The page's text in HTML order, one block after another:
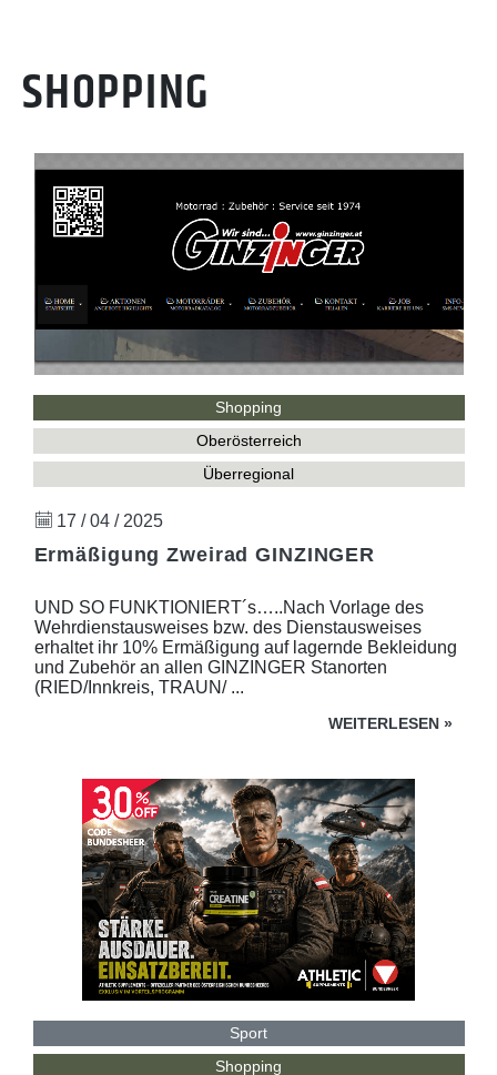
SHOPPING
Shopping
Oberösterreich
Überregional
17 / 04 / 2025
Ermäßigung Zweirad GINZINGER
UND SO FUNKTIONIERT´s…..Nach Vorlage des
Wehrdienstausweises bzw. des Dienstausweises
erhaltet ihr 10% Ermäßigung auf lagernde Bekleidung
und Zubehör an allen GINZINGER Stanorten
(RIED/Innkreis, TRAUN/ ...
WEITERLESEN »
Sport
Shopping